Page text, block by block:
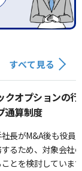
すべて見る
クオプションの
通算制度
長がM&A後も役員
るため、対象会社
とを検討していま